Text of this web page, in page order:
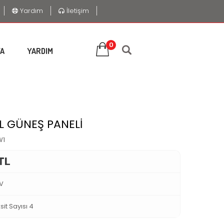
Yardım İletişim
YARDIM
0
GÜNEŞ PANELİ
Sayısı 4